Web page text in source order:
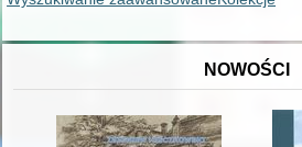
NOWOŚCI